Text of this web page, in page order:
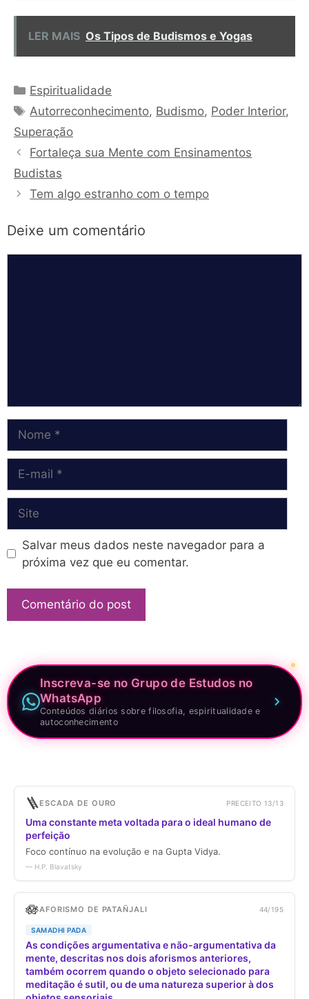
LER MAIS Os Tipos de Budismos e Yogas
Categorias
Espiritualidade
Tags
Autorreconhecimento, Budismo, Poder Interior,
Superação
Fortaleça sua Mente com Ensinamentos
Budistas
Tem algo estranho com o tempo
Deixe um comentário
mail
Salvar meus dados neste navegador para a
próxima vez que eu comentar.
Inscreva-se no Grupo de Estudos no
WhatsApp
Conteúdos diários sobre filosofia, espiritualidade e
autoconhecimento